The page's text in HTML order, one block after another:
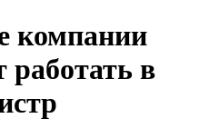
компании
работать в